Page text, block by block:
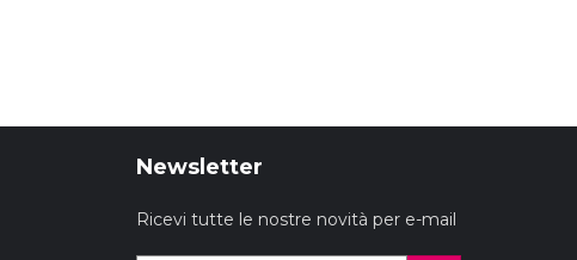
Newsletter
Ricevi tutte le nostre novità per e-mail